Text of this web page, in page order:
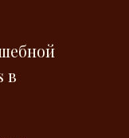
в